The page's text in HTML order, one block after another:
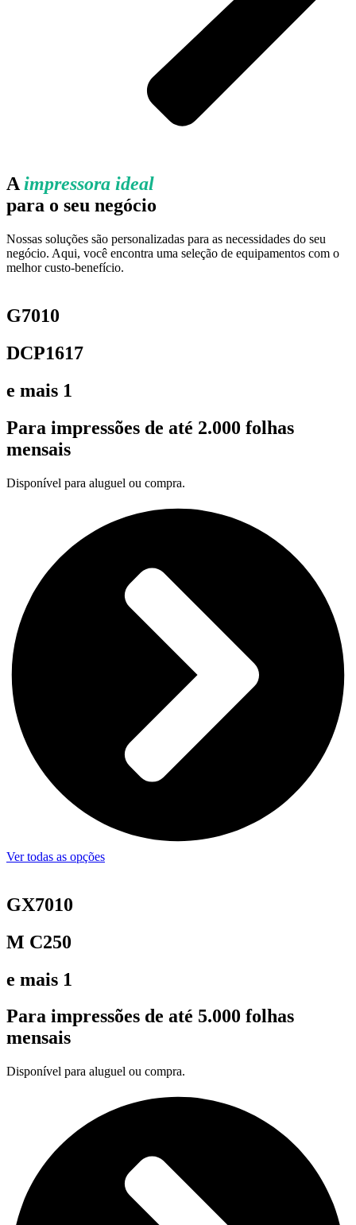
Aimpressora ideal
para o seu negócio
Nossas soluções são personalizadas para as necessidades do seu
negócio. Aqui, você encontra uma seleção de equipamentos com o
melhor custo-benefício.
G7010
DCP1617
e mais 1
Para impressões de até 2.000 folhas
mensais
Disponível para aluguel ou compra.
Ver todas as opções
GX7010
M C250
e mais 1
Para impressões de até 5.000 folhas
mensais
Disponível para aluguel ou compra.